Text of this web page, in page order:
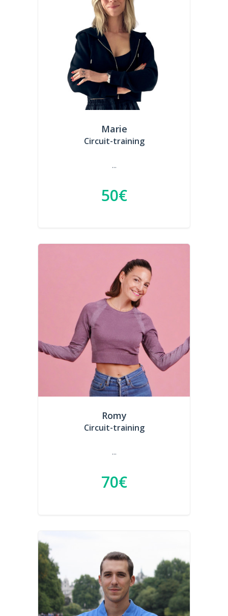
Marie
Circuit-training
...
50€
Romy
Circuit-training
...
70€